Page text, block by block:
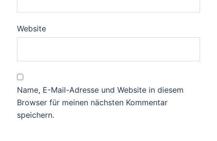
Website
Name, E-Mail-Adresse und Website in diesem
Browser für meinen nächsten Kommentar
speichern.